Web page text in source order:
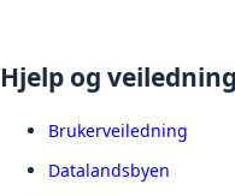
Hjelp og
Brukerveiledning
Datalandsbyen